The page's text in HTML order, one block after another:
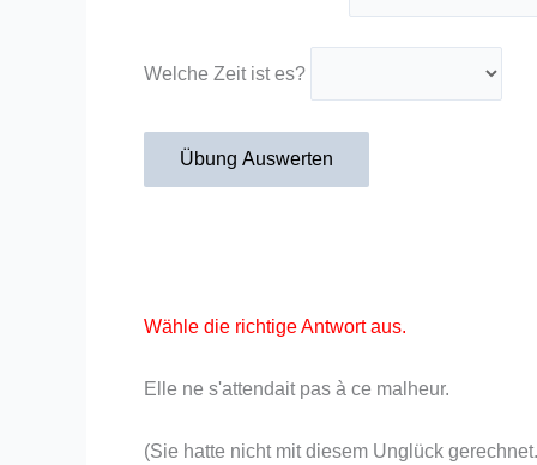
Welche Zeit ist es?
Übung Auswerten
Wähle die richtige Antwort aus.
Elle ne s'attendait pas à ce malheur.
(Sie hatte nicht mit diesem Unglück